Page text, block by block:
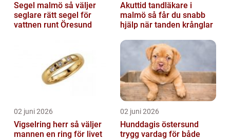
Segel malmö så väljer
seglare rätt segel för
vattnen runt Öresund
Akuttid tandläkare i
malmö så får du snabb
hjälp när tanden krånglar
02 juni 2026
Vigselring herr så väljer
mannen en ring för livet
02 juni 2026
Hunddagis östersund
trygg vardag för både